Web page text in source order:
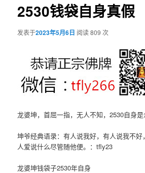
2530钱袋自身真假
发表于2023年5月6日 阅读 809 次
龙婆坤，首屈一指，无人不知，2530自身是
坤爷经典语录：有人说我好，有人说我不
人爱说什么尽管随他便。：tfly23
龙婆坤钱袋子2530年自身